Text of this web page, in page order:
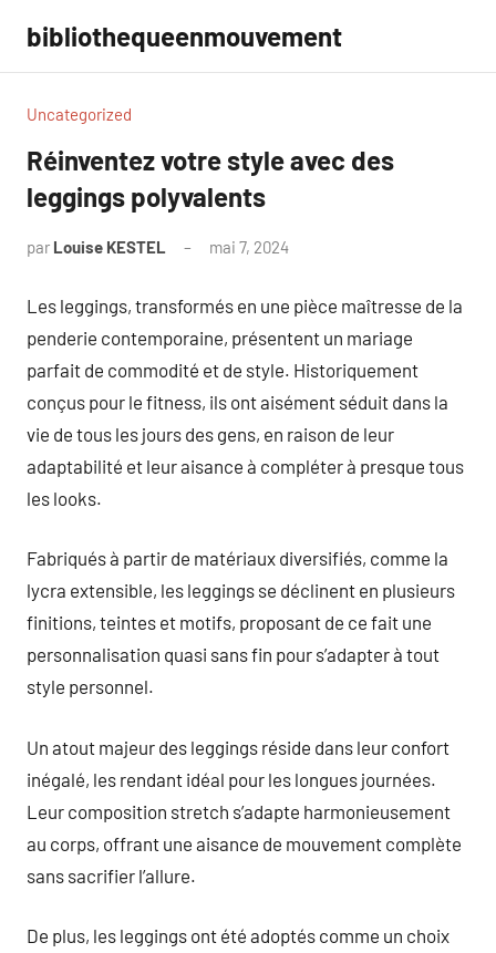
contenu
bibliothequeenmouvement
Uncategorized
Réinventez votre style avec des
leggings polyvalents
par Louise KESTEL mai 7, 2024
Les leggings, transformés en une pièce maîtresse de la
penderie contemporaine, présentent un mariage
parfait de commodité et de style. Historiquement
conçus pour le fitness, ils ont aisément séduit dans la
vie de tous les jours des gens, en raison de leur
adaptabilité et leur aisance à compléter à presque tous
les looks.
Fabriqués à partir de matériaux diversifiés, comme la
lycra extensible, les leggings se déclinent en plusieurs
finitions, teintes et motifs, proposant de ce fait une
personnalisation quasi sans fin pour s’adapter à tout
style personnel.
Un atout majeur des leggings réside dans leur confort
inégalé, les rendant idéal pour les longues journées.
Leur composition stretch s’adapte harmonieusement
au corps, offrant une aisance de mouvement complète
sans sacrifier l’allure.
De plus, les leggings ont été adoptés comme un choix